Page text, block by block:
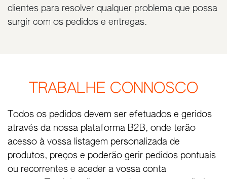
clientes para resolver qualquer problema que possa
surgir com os pedidos e entregas.
TRABALHE CONNOSCO
Todos os pedidos devem ser efetuados e geridos
através da nossa plataforma B2B, onde terão
acesso à vossa listagem personalizada de
produtos, preços e poderão gerir pedidos pontuais
ou recorrentes e aceder a vossa conta